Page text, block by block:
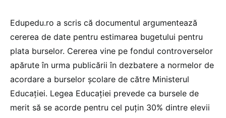
Edupedu.ro a scris că documentul argumentează
cererea de date pentru estimarea bugetului pentru
plata burselor. Cererea vine pe fondul controverselor
apărute în urma publicării în dezbatere a normelor de
acordare a burselor școlare de către Ministerul
Educației. Legea Educației prevede ca bursele de
merit să se acorde pentru cel puțin 30% dintre elevii